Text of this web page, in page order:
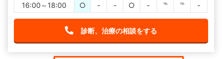
16:00～18:00
○ - - ○ - ℡ ℡ -
診断、治療の相談をする